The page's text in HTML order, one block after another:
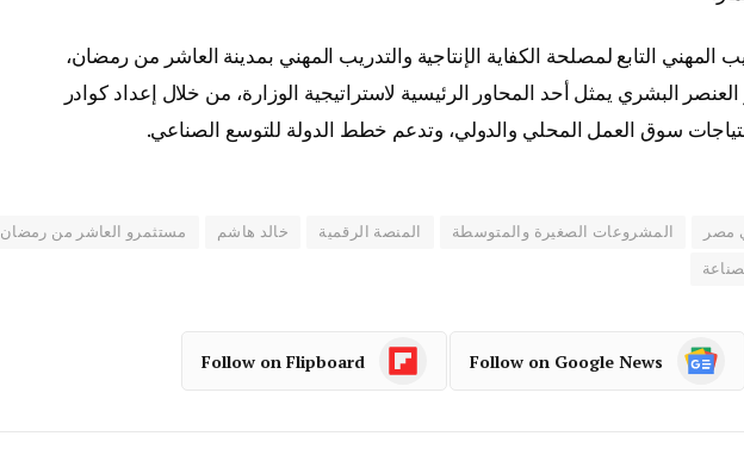
المهني التابع لمصلحة الكفاية الإنتاجية والتدريب المهني بمدينة العاشر من رمضان،
البشري يمثل أحد المحاور الرئيسية لاستراتيجية الوزارة، من خلال إعداد كوادر
سوق العمل المحلي والدولي، وتدعم خطط الدولة للتوسع الصناعي.
مصر المشروعات الصغيرة والمتوسطة المنصة الرقمية خالد هاشم مستثمرو العاشر من رمضان
Follow on Google News
Follow on Flipboard